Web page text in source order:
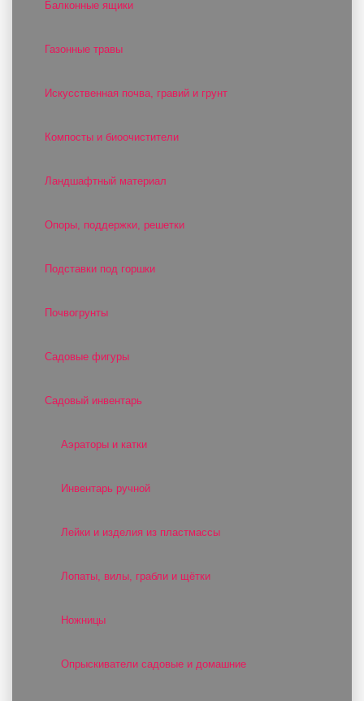
Балконные ящики
Газонные травы
Искусственная почва, гравий и грунт
Компосты и биоочистители
Ландшафтный материал
Опоры, поддержки, решетки
Подставки под горшки
Почвогрунты
Садовые фигуры
Садовый инвентарь
Аэраторы и катки
Инвентарь ручной
Лейки и изделия из пластмассы
Лопаты, вилы, грабли и щётки
Ножницы
Опрыскиватели садовые и домашние